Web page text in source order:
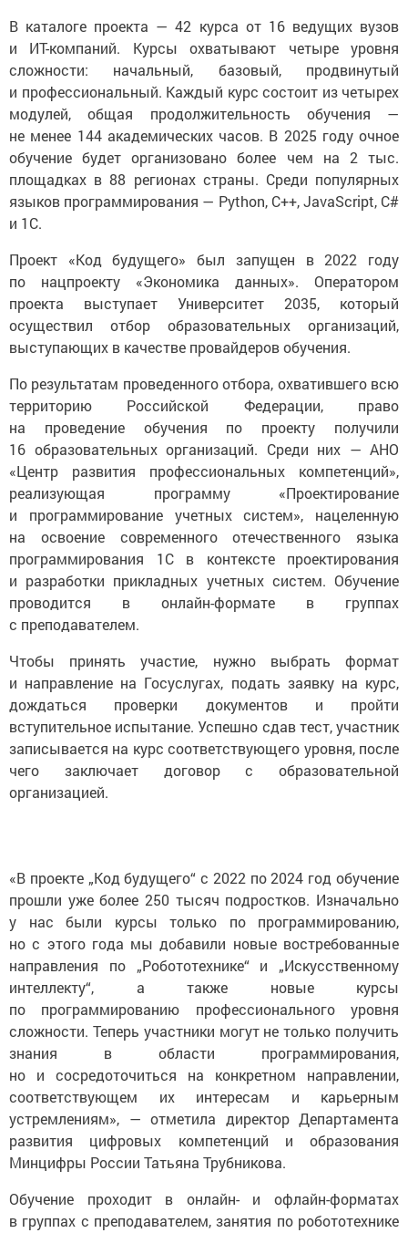
В каталоге проекта — 42 курса от 16 ведущих вузов
и ИТ-компаний. Курсы охватывают четыре уровня
сложности: начальный, базовый, продвинутый
и профессиональный. Каждый курс состоит из четырех
модулей, общая продолжительность обучения —
не менее 144 академических часов. В 2025 году очное
обучение будет организовано более чем на 2 тыс.
площадках в 88 регионах страны. Среди популярных
языков программирования — Python, C++, JavaScript, C#
и 1С.
Проект «Код будущего» был запущен в 2022 году
по нацпроекту «Экономика данных». Оператором
проекта выступает Университет 2035, который
осуществил отбор образовательных организаций,
выступающих в качестве провайдеров обучения.
По результатам проведенного отбора, охватившего всю
территорию Российской Федерации, право
на проведение обучения по проекту получили
16 образовательных организаций. Среди них — АНО
«Центр развития профессиональных компетенций»,
реализующая программу «Проектирование
и программирование учетных систем», нацеленную
на освоение современного отечественного языка
программирования 1С в контексте проектирования
и разработки прикладных учетных систем. Обучение
проводится в онлайн-формате в группах
с преподавателем.
Чтобы принять участие, нужно выбрать формат
и направление на Госуслугах, подать заявку на курс,
дождаться проверки документов и пройти
вступительное испытание. Успешно сдав тест, участник
записывается на курс соответствующего уровня, после
чего заключает договор с образовательной
организацией.
«В проекте „Код будущего“ с 2022 по 2024 год обучение
прошли уже более 250 тысяч подростков. Изначально
у нас были курсы только по программированию,
но с этого года мы добавили новые востребованные
направления по „Робототехнике“ и „Искусственному
интеллекту“, а также новые курсы
по программированию профессионального уровня
сложности. Теперь участники могут не только получить
знания в области программирования,
но и сосредоточиться на конкретном направлении,
соответствующем их интересам и карьерным
устремлениям», — отметила директор Департамента
развития цифровых компетенций и образования
Минцифры России Татьяна Трубникова.
Обучение проходит в онлайн- и офлайн-форматах
в группах с преподавателем, занятия по робототехнике